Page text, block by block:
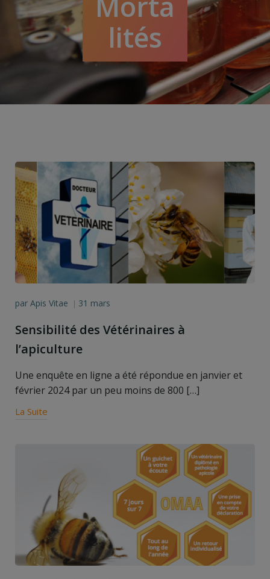
lités
par Apis Vitae | 31 mars
Sensibilité des Vétérinaires à
l’apiculture
Une enquête en ligne a été répondue en janvier et
février 2024 par un peu moins de 800 […]
La Suite